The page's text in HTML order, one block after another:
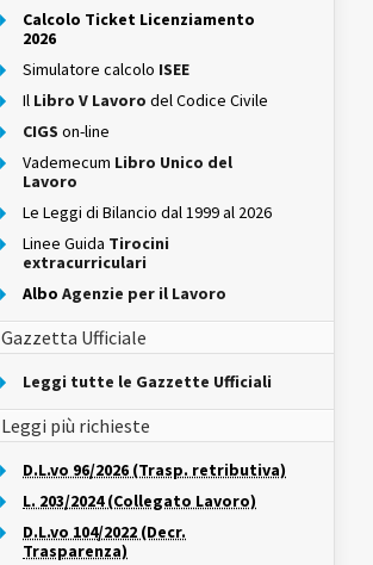
Calcolo Ticket Licenziamento
2026
Simulatore calcolo ISEE
Il Libro V Lavoro del Codice Civile
CIGS on-line
Vademecum Libro Unico del
Lavoro
Le Leggi di Bilancio dal 1999 al 2026
Linee Guida Tirocini
extracurriculari
Albo Agenzie per il Lavoro
Gazzetta Ufficiale
Leggi tutte le Gazzette Ufficiali
Leggi più richieste
D.L.vo 96/2026 (Trasp. retributiva)
L. 203/2024 (Collegato Lavoro)
D.L.vo 104/2022 (Decr.
Trasparenza)